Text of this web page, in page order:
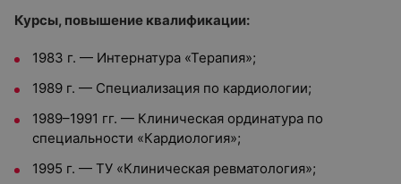
Курсы, повышение квалификации:
1983 г. — Интернатура «Терапия»;
1989 г. — Специализация по кардиологии;
1989–1991 гг. — Клиническая ординатура по
специальности «Кардиология»;
1995 г. — ТУ «Клиническая ревматология»;